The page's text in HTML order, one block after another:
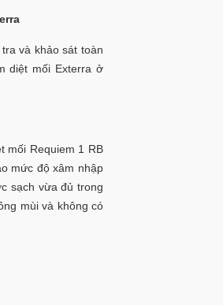
và khảo sát toàn
diệt mối Exterra ở
mối Requiem 1 RB
mức độ xâm nhập
sạch vừa đủ trong
mùi và không có